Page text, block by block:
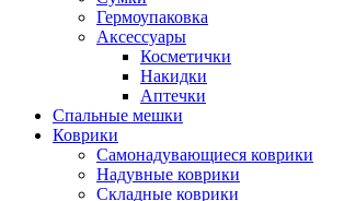
Гермоупаковка
Аксессуары
Косметички
Накидки
Аптечки
Спальные мешки
Коврики
Самонадувающиеся коврики
Надувные коврики
Складные коврики